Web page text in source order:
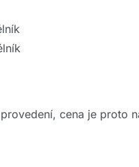
cena je proto